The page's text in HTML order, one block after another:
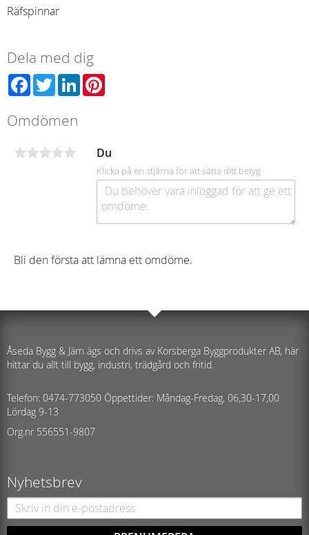
Räfspinnar
Dela med dig
Facebook
TwitterLinkedIn
Omdömen
Du
Klicka på en stjärna för att sätta ditt betyg
Bli den första att lämna ett omdöme.
Åseda Bygg & Järn ägs och drivs av Korsberga Byggprodukter AB, här
hittar du allt till bygg, industri, trädgård och fritid.
Telefon: 0474-773050 Öppettider: Måndag-Fredag, 06,30-17,00
Lördag 9-13
Org.nr 556551-9807
Nyhetsbrev